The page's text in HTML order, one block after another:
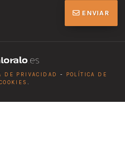
ENVIAR
DE PRIVACIDAD -
POLÍTICA DE
.